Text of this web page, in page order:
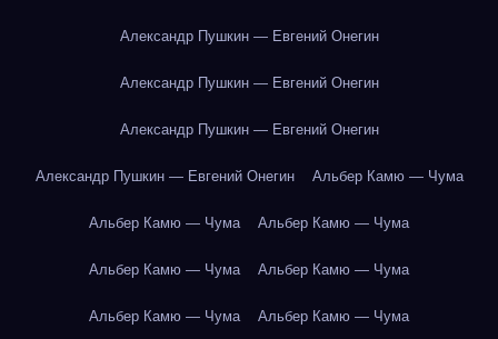
Александр Пушкин — Евгений Онегин
Александр Пушкин — Евгений Онегин
Александр Пушкин — Евгений Онегин
Александр Пушкин — Евгений Онегин Альбер Камю — Чума
Альбер Камю — Чума Альбер Камю — Чума
Альбер Камю — Чума Альбер Камю — Чума
Альбер Камю — Чума Альбер Камю — Чума